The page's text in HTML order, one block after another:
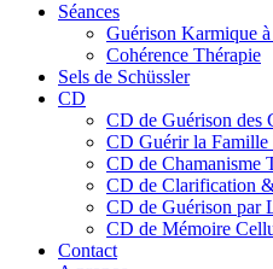
Séances
Guérison Karmique à
Cohérence Thérapie
Sels de Schüssler
CD
CD de Guérison des
CD Guérir la Famille
CD de Chamanisme
CD de Clarification
CD de Guérison par
CD de Mémoire
Contact